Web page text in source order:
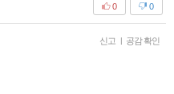
0
0
신고 | 공감 확인